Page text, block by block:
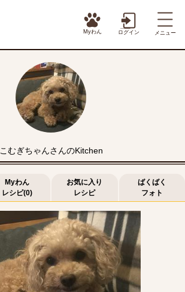
Myわん ログイン メニュー
こむぎちゃんさんのKitchen
Myわん
レシピ(0)
お気に入り
レシピ
ばくばく
フォト